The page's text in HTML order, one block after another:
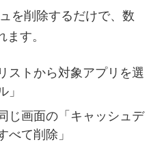
を削除するだけで、数
す。
ストから対象アプリを選
」
じ画面の「キャッシュデ
べて削除」